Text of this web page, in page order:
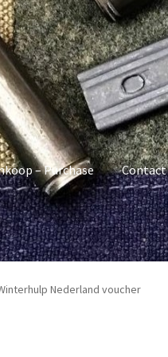
– Purchase Contact
Nederland voucher